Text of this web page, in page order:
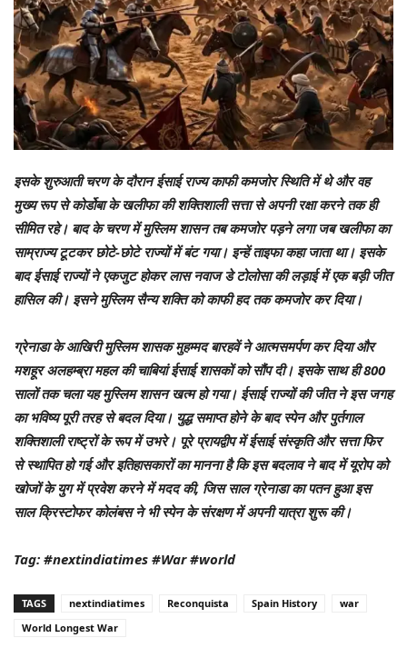
इसके शुरुआती चरण के दौरान ईसाई राज्य काफी कमजोर स्थिति में थे और वह
मुख्य रूप से कोर्डोबा के खलीफा की शक्तिशाली सत्ता से अपनी रक्षा करने तक ही
सीमित रहे। बाद के चरण में मुस्लिम शासन तब कमजोर पड़ने लगा जब खलीफा का
साम्राज्य टूटकर छोटे-छोटे राज्यों में बंट गया। इन्हें ताइफा कहा जाता था। इसके
बाद ईसाई राज्यों ने एकजुट होकर लास नवाज डे टोलोसा की लड़ाई में एक बड़ी जीत
हासिल की। इसने मुस्लिम सैन्य शक्ति को काफी हद तक कमजोर कर दिया।
ग्रेनाडा के आखिरी मुस्लिम शासक मुहम्मद बारहवें ने आत्मसमर्पण कर दिया और
मशहूर अलहम्ब्रा महल की चाबियां ईसाई शासकों को सौंप दी। इसके साथ ही 800
सालों तक चला यह मुस्लिम शासन खत्म हो गया। ईसाई राज्यों की जीत ने इस जगह
का भविष्य पूरी तरह से बदल दिया। युद्ध समाप्त होने के बाद स्पेन और पुर्तगाल
शक्तिशाली राष्ट्रों के रूप में उभरे। पूरे प्रायद्वीप में ईसाई संस्कृति और सत्ता फिर
से स्थापित हो गई और इतिहासकारों का मानना है कि इस बदलाव ने बाद में यूरोप को
खोजों के युग में प्रवेश करने में मदद की, जिस साल ग्रेनाडा का पतन हुआ इस
साल क्रिस्टोफर कोलंबस ने भी स्पेन के संरक्षण में अपनी यात्रा शुरू की।
Tag: #nextindiatimes #War #world
TAGS nextindiatimes Reconquista Spain History
war
World Longest War